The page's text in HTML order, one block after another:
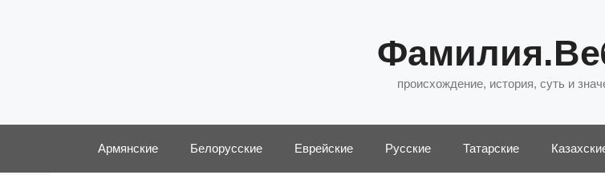
происхождение, история, суть и
Армянские Белорусские Еврейские Русские Татарские